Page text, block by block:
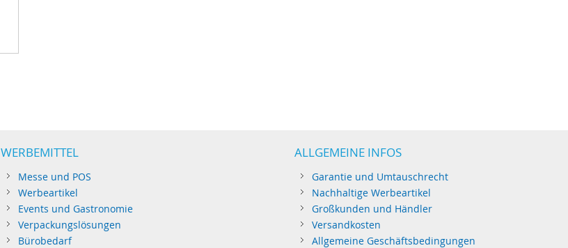
WERBEMITTEL
Messe und POS
Werbeartikel
Events und Gastronomie
Verpackungslösungen
Bürobedarf
ALLGEMEINE INFOS
Garantie und Umtauschrecht
Nachhaltige Werbeartikel
Großkunden und Händler
Versandkosten
Allgemeine Geschäftsbedingungen